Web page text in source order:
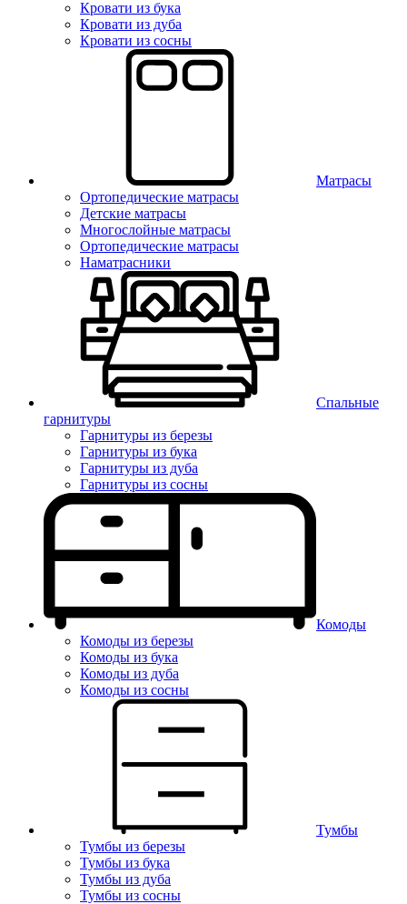
Кровати из бука
Кровати из дуба
Кровати из сосны
Матрасы
Ортопедические матрасы
Детские матрасы
Многослойные матрасы
Ортопедические матрасы
Наматрасники
Спальные
гарнитуры
Гарнитуры из березы
Гарнитуры из бука
Гарнитуры из дуба
Гарнитуры из сосны
Комоды
Комоды из березы
Комоды из бука
Комоды из дуба
Комоды из сосны
Тумбы
Тумбы из березы
Тумбы из бука
Тумбы из дуба
Тумбы из сосны